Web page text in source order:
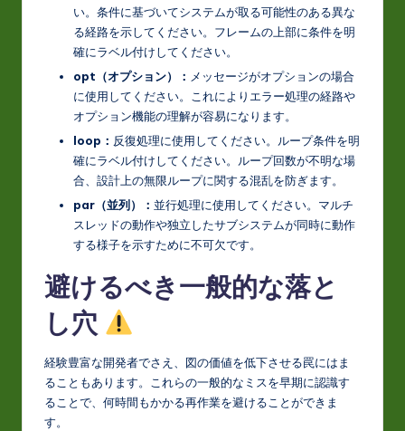
い。条件に基づいてシステムが取る可能性のある異な
る経路を示してください。フレームの上部に条件を明
確にラベル付けしてください。
opt（オプション）： メッセージがオプションの場合
に使用してください。これによりエラー処理の経路や
オプション機能の理解が容易になります。
loop： 反復処理に使用してください。ループ条件を明
確にラベル付けしてください。ループ回数が不明な場
合、設計上の無限ループに関する混乱を防ぎます。
par（並列）： 並行処理に使用してください。マルチ
スレッドの動作や独立したサブシステムが同時に動作
する様子を示すために不可欠です。
避けるべき一般的な落と
し穴
経験豊富な開発者でさえ、図の価値を低下させる罠にはま
ることもあります。これらの一般的なミスを早期に認識す
ることで、何時間もかかる再作業を避けることができま
す。